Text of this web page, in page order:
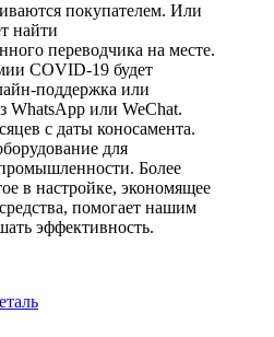
покупателем. Или
найти
переводчика на месте.
COVID-19 будет
поддержка или
WhatsApp или WeChat.
с даты коносамента.
для
Более
в настройке, экономящее
помогает нашим
эффективность.